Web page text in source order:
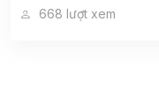
668 lượt xem